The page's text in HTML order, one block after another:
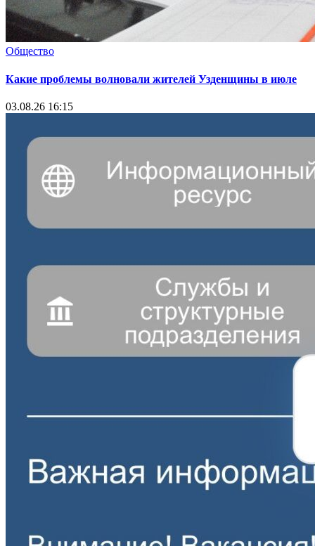
Общество
Какие проблемы волновали жителей Узденщины в июле
03.08.26 16:15